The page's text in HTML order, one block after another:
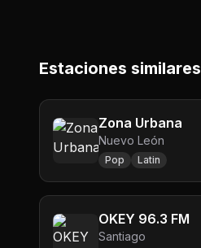
Estaciones similares
Zona Urbana
Nuevo León
Pop Latin
OKEY 96.3 FM
Santiago